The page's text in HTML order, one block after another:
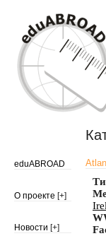
eduABROAD
О проекте [+]
Новости [+]